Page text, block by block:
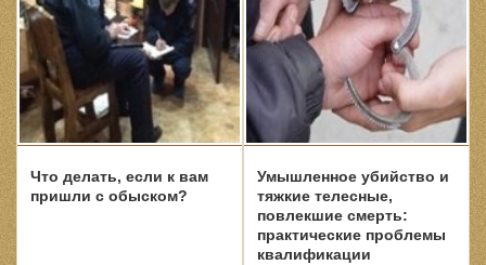
Что делать, если к вам
пришли с обыском?
Умышленное убийство и
тяжкие телесные,
повлекшие смерть:
практические проблемы
квалификации